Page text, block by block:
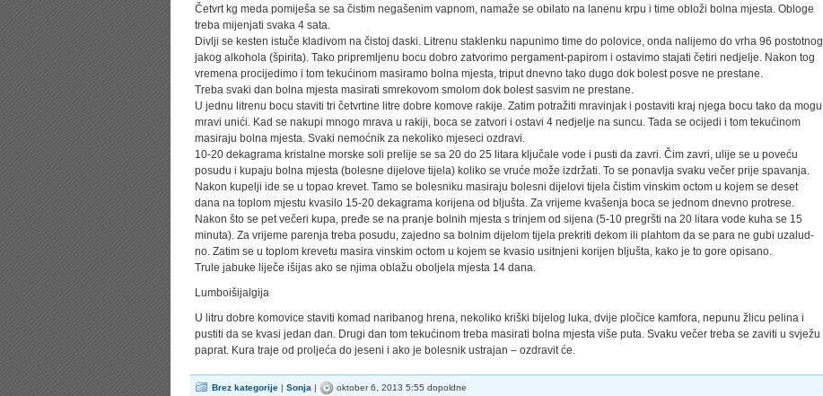
Četvrt kg meda pomiješa se sa čistim negašenim vap­nom, namaže se obilato na lanenu krpu i time obloži bolna mjesta. Obloge
treba mijenjati svaka 4 sata.
Divlji se kesten istuče kladivom na čistoj daski. Litrenu staklenku napunimo time do polovice, onda nalijemo do vrha 96 postotnog
jakog alkohola (špirita). Tako pripremlje­nu bocu dobro zatvorimo pergament-papirom i ostavimo sta­jati četiri nedjelje. Nakon tog
vremena procijedimo i tom tekućinom masiramo bolna mjesta, triput dnevno tako dugo dok bolest posve ne prestane.
Treba svaki dan bolna mjesta masirati smrekovom smo­lom dok bolest sasvim ne prestane.
U jednu litrenu bocu staviti tri četvrtine litre dobre ko­move rakije. Zatim potražiti mravinjak i postaviti kraj njega bocu tako da mogu
mravi unići. Kad se nakupi mnogo mrava u rakiji, boca se zatvori i ostavi 4 nedjelje na suncu. Tada se ocijedi i tom tekućinom
masiraju bolna mjesta. Svaki nemoćnik za nekoliko mjeseci ozdravi.
10-20 dekagrama kristalne morske soli prelije se sa 20 do 25 litara ključale vode i pusti da zavri. Čim zavri, ulije se u poveću
posudu i kupaju bolna mjesta (bolesne dijelove tijela) koliko se vruće može izdržati. To se ponavlja svaku večer prije spavanja.
Nakon kupelji ide se u topao krevet. Tamo se bolesniku masiraju bolesni dijelovi tijela čistim vinskim octom u kojem se deset
dana na toplom mjestu kva­silo 15-20 dekagrama korijena od bljušta. Za vrijeme kva­šenja boca se jednom dnevno protrese.
Nakon što se pet večeri kupa, pređe se na pranje bolnih mjesta s trinjem od sijena (5-10 pregršti na 20 litara vode kuha se 15
minuta). Za vrijeme parenja treba posudu, zajedno sa bolnim dijelom tijela prekriti dekom ili plahtom da se para ne gubi uzalud­
no. Zatim se u toplom krevetu masira vinskim octom u ko­jem se kvasio usitnjeni korijen bljušta, kako je to gore opi­sano.
Trule jabuke liječe išijas ako se njima oblažu oboljela mjesta 14 dana.
Lumboišijalgija
U litru dobre komovice staviti komad naribanog hrena, nekoliko kriški bijelog luka, dvije pločice kamfora, nepunu žlicu pelina i
pustiti da se kvasi jedan dan. Drugi dan tom tekućinom treba masirati bolna mjesta više puta. Svaku ve­čer treba se zaviti u svježu
paprat. Kura traje od proljeća do jeseni i ako je bolesnik ustrajan – ozdravit će.
Brez kategorije | Sonja | oktober 6, 2013 5:55 dopoldne